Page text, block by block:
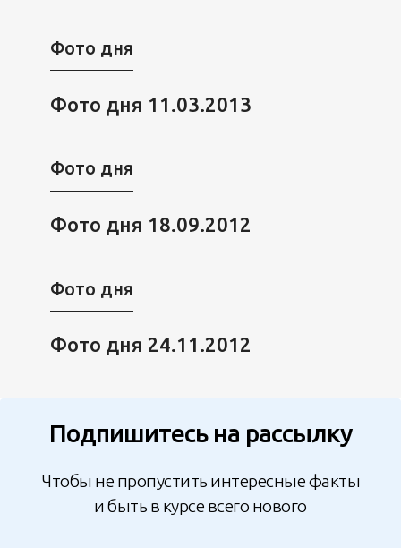
Фото дня
Фото дня 11.03.2013
Фото дня
Фото дня 18.09.2012
Фото дня
Фото дня 24.11.2012
Подпишитесь на рассылку
Чтобы не пропустить интересные факты
и быть в курсе всего нового